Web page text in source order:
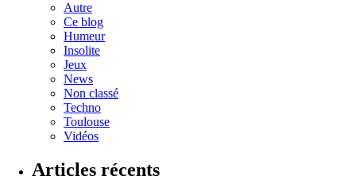
Autre
Ce blog
Humeur
Insolite
Jeux
News
Non classé
Techno
Toulouse
Vidéos
Articles récents